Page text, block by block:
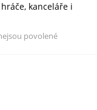
kanceláře i
povolené